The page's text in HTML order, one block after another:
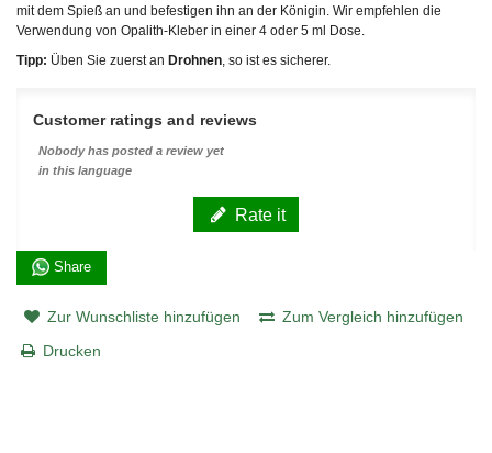
mit dem Spieß an und befestigen ihn an der Königin. Wir empfehlen die
Verwendung von Opalith-Kleber in einer 4 oder 5 ml Dose.
Tipp: Üben Sie zuerst an Drohnen, so ist es sicherer.
Customer ratings and reviews
Nobody has posted a review yet
in this language
Rate it
Share
Zur Wunschliste hinzufügen
Zum Vergleich hinzufügen
Drucken